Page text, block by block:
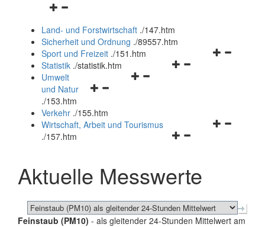
Navigationsmenü
und
schließen
Land- und Forstwirtschaft ./147.htm
Sicherheit und Ordnung ./89557.htm
Navigationsmenü
Sport und Freizeit ./151.htm
Navigationsmenü
Statistik ./statistik.htm
Navigationsmenü
und
schließen
Umwelt
und Natur
./153.htm
Verkehr ./155.htm
Navigationsmenü
schließen
Wirtschaft, Arbeit und Tourismus
./157.htm
Aktuelle Messwerte
Feinstaub (PM10) - als gleitender 24-Stunden Mittelwert am